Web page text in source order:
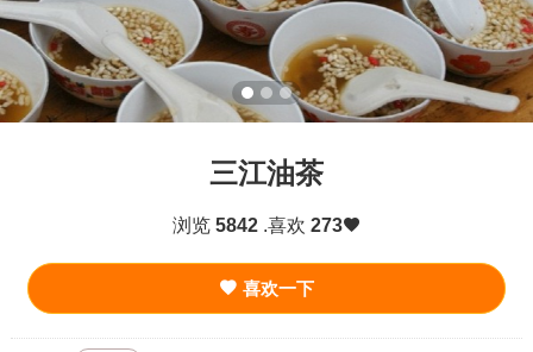
三江油茶
浏览 5842.喜欢 273
喜欢一下